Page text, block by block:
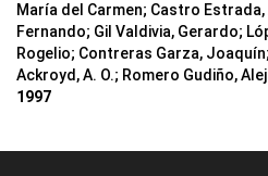
María del Carmen; Castro
Fernando; Gil Valdivia, Gerardo;
Rogelio; Contreras Garza,
Ackroyd, A. O.; Romero Gudiño,
1997